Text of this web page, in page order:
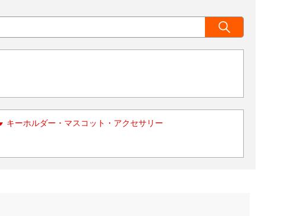
キーホルダー・マスコット・アクセサリー